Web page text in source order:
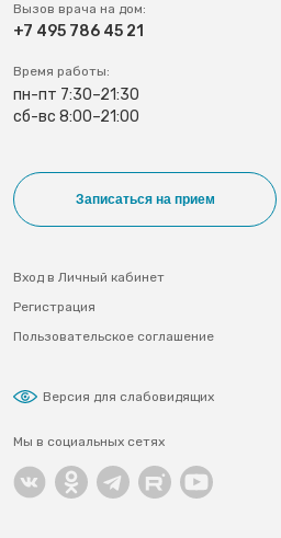
Вызов врача на дом:
+7 495 786 45 21
Время работы:
пн-пт 7:30–21:30
сб-вс 8:00–21:00
Записаться на прием
Вход в Личный кабинет
Регистрация
Пользовательское соглашение
Версия для слабовидящих
Мы в социальных сетях